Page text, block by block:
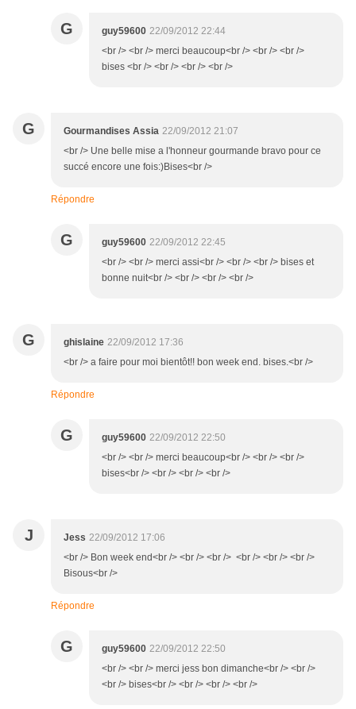
G guy59600 22/09/2012 22:44
<br /> <br /> merci beaucoup<br /> <br /> <br />
bises <br /> <br /> <br /> <br />
G Gourmandises Assia 22/09/2012 21:07
<br /> Une belle mise a l'honneur gourmande bravo pour ce
succé encore une fois:)Bises<br />
Répondre
G guy59600 22/09/2012 22:45
<br /> <br /> merci assi<br /> <br /> <br /> bises et
bonne nuit<br /> <br /> <br /> <br />
G ghislaine 22/09/2012 17:36
<br /> a faire pour moi bientôt!! bon week end. bises.<br />
Répondre
G guy59600 22/09/2012 22:50
<br /> <br /> merci beaucoup<br /> <br /> <br />
bises<br /> <br /> <br /> <br />
J Jess 22/09/2012 17:06
<br /> Bon week end<br /> <br /> <br /> <br /> <br /> <br />
Bisous<br />
Répondre
G guy59600 22/09/2012 22:50
<br /> <br /> merci jess bon dimanche<br /> <br />
<br /> bises<br /> <br /> <br /> <br />